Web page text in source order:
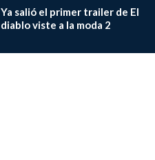
Ya salió el primer trailer de El
diablo viste a la moda 2